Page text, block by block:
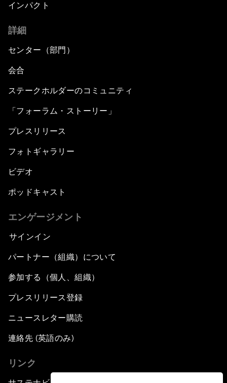
インパクト
詳細
センター（部門）
会合
ステークホルダーのコミュニティ
「フォーラム・ストーリー」
プレスリリース
フォトギャラリー
ビデオ
ポッドキャスト
エンゲージメント
サインイン
パートナー（組織）について
参加する（個人、組織）
プレスリリース登録
ニュースレター購読
連絡先 (英語のみ)
リンク